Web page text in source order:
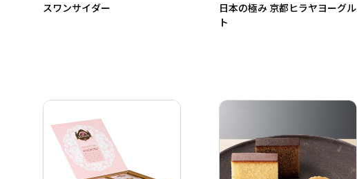
スワンサイダー
日本の極み 京都ヒラヤヨーグル
ト